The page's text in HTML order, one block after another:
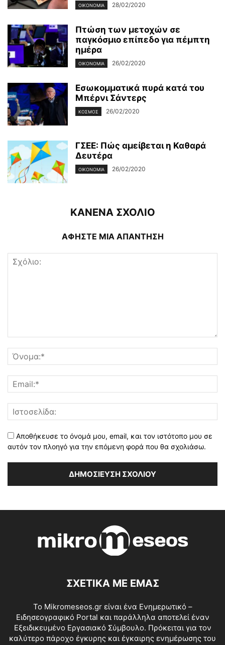
ΟΙΚΟΝΟΜΊΑ 28/02/2020
Πτώση των μετοχών σε
παγκόσμιο επίπεδο για πέμπτη
ημέρα
ΟΙΚΟΝΟΜΊΑ 26/02/2020
Εσωκομματικά πυρά κατά του
Μπέρνι Σάντερς
ΚΌΣΜΟΣ 26/02/2020
ΓΣΕΕ: Πώς αμείβεται η Καθαρά
Δευτέρα
ΟΙΚΟΝΟΜΊΑ 26/02/2020
ΚΑΝΕΝΑ ΣΧΟΛΙΟ
ΑΦΗΣΤΕ ΜΙΑ ΑΠΑΝΤΗΣΗ
Αποθήκευσε το όνομά μου, email, και τον ιστότοπο μου σε
αυτόν τον πλοηγό για την επόμενη φορά που θα σχολιάσω.
ΣΧΕΤΙΚΑ ΜΕ ΕΜΑΣ
Το Mikromeseos.gr είναι ένα Ενημερωτικό –
Ειδησεογραφικό Portal και παράλληλα αποτελεί έναν
Εξειδικευμένο Εργασιακό Σύμβουλο. Πρόκειται για τον
καλύτερο πάροχο έγκυρης και έγκαιρης ενημέρωσης του